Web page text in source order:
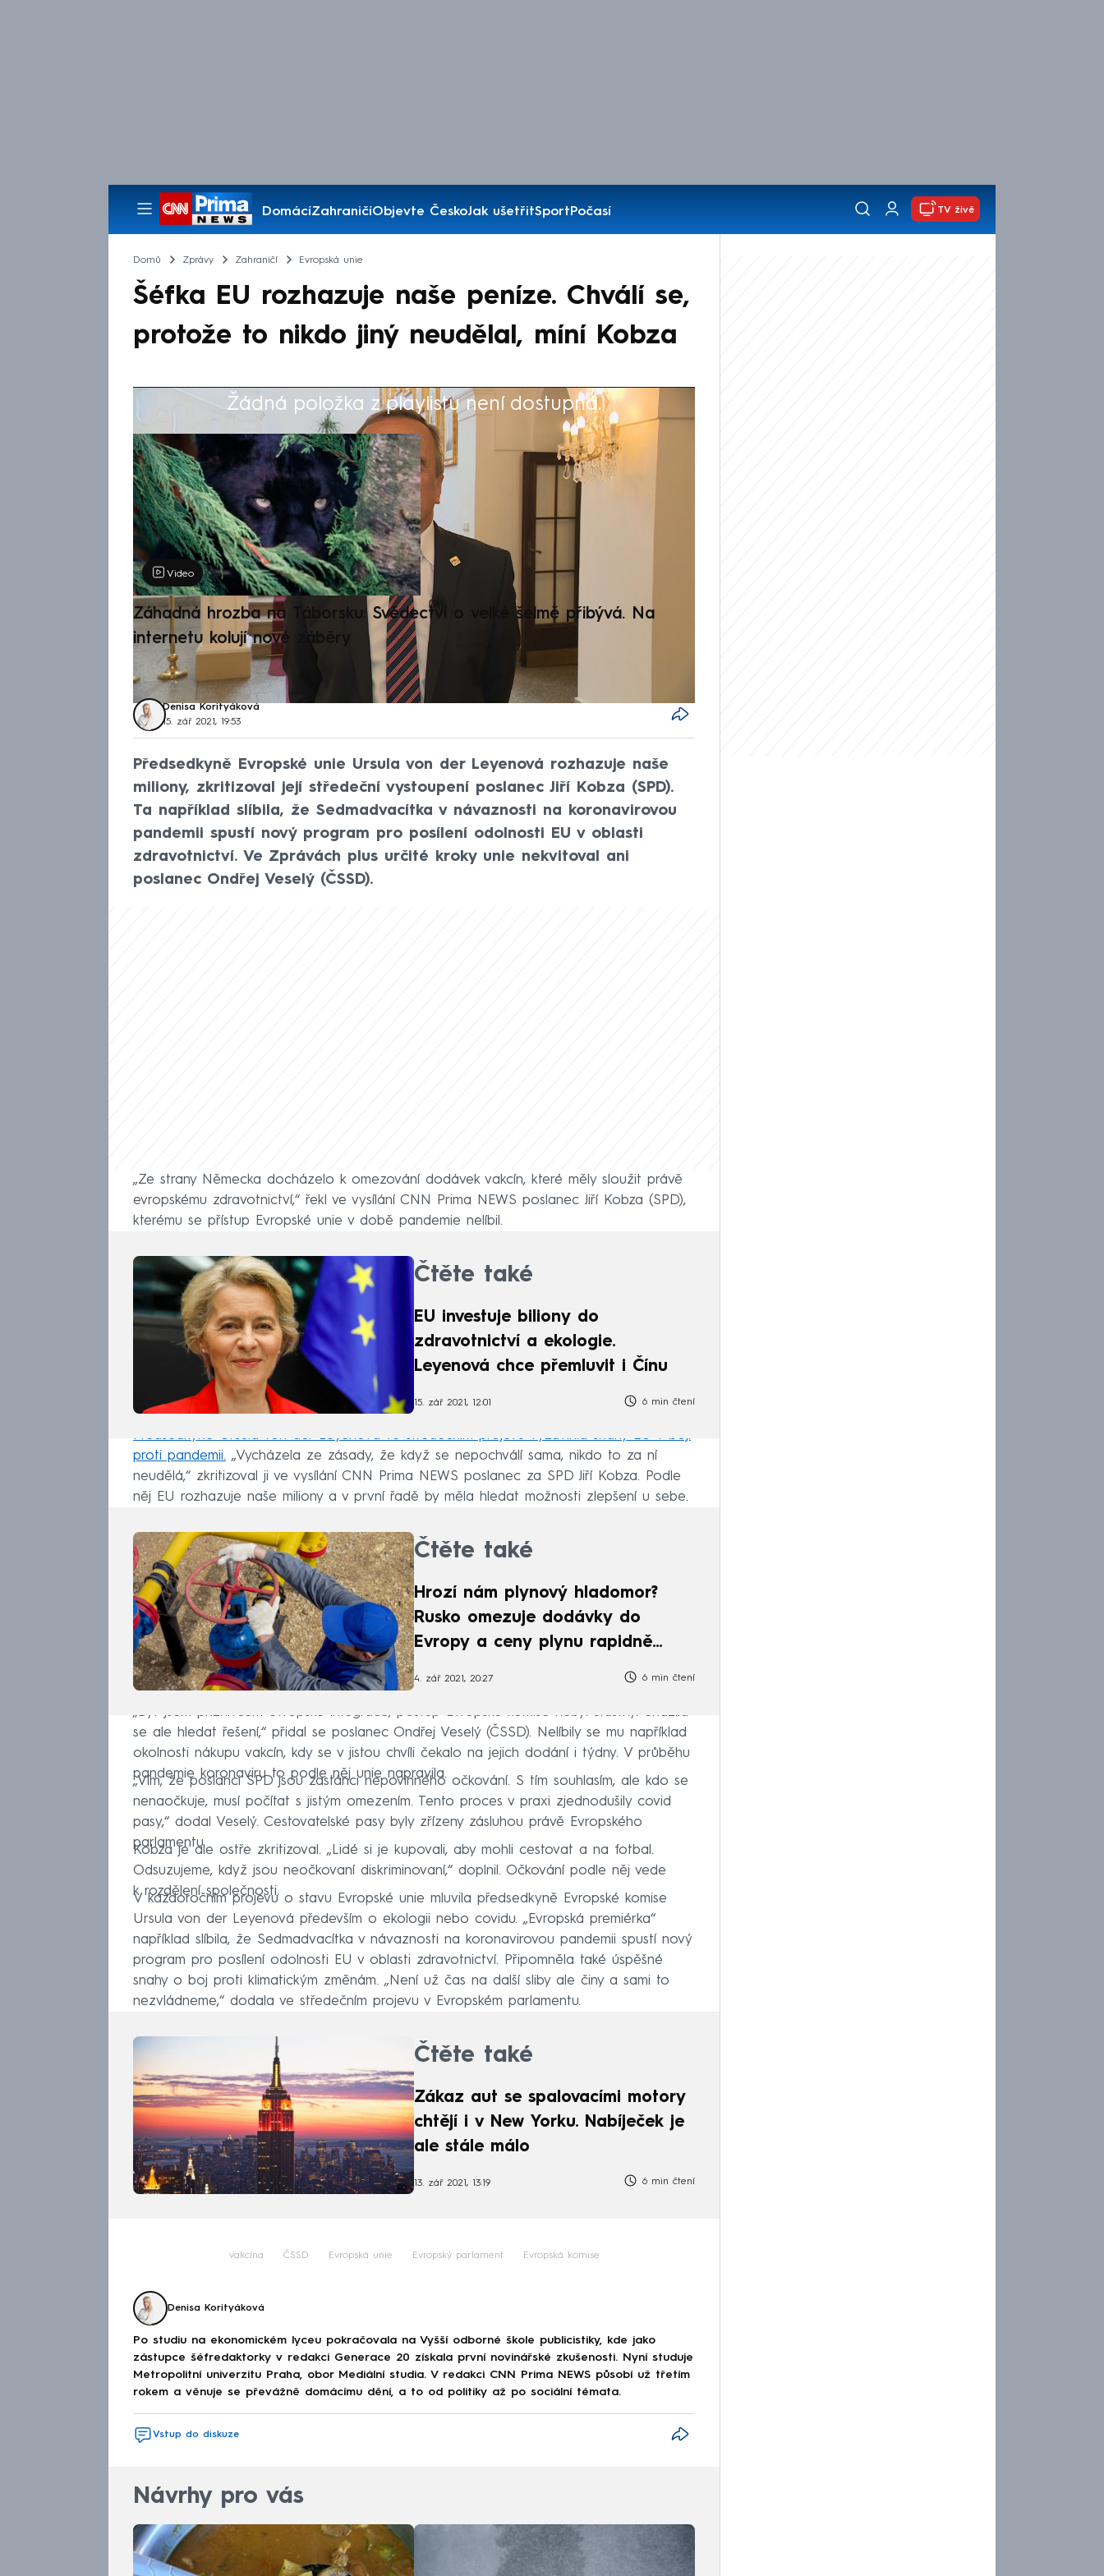
DomácíZahraničíObjevte ČeskoJak ušetřitSportPočasí
Pořady
TV živě
Domů Zprávy Zahraničí Evropská unie
Šéfka EU rozhazuje naše peníze. Chválí se,
protože to nikdo jiný neudělal, míní Kobza
Žádná položka z playlistu není dostupná.
Výběr redakce
Video
Záhadná hrozba na Táborsku: Svědectví o velké šelmě přibývá. Na
internetu kolují nové záběry
Denisa Korityáková
15. zář 2021, 19:53
Předsedkyně Evropské unie Ursula von der Leyenová rozhazuje naše
miliony, zkritizoval její středeční vystoupení poslanec Jiří Kobza (SPD).
Ta například slíbila, že Sedmadvacítka v návaznosti na koronavirovou
pandemii spustí nový program pro posílení odolnosti EU v oblasti
zdravotnictví. Ve Zprávách plus určité kroky unie nekvitoval ani
poslanec Ondřej Veselý (ČSSD).
„Ze strany Německa docházelo k omezování dodávek vakcín, které měly sloužit právě
evropskému zdravotnictví,“ řekl ve vysílání CNN Prima NEWS poslanec Jiří Kobza (SPD),
kterému se přístup Evropské unie v době pandemie nelíbil.
Čtěte také
EU investuje biliony do
zdravotnictví a ekologie.
Leyenová chce přemluvit i Čínu
15. zář 2021, 12:01 6 min čtení
Předsedkyně Ursula von der Leyenová ve středečním projevu vyzdvihla snahy EU v boji
proti pandemii. „Vycházela ze zásady, že když se nepochválí sama, nikdo to za ní
neudělá,“ zkritizoval ji ve vysílání CNN Prima NEWS poslanec za SPD Jiří Kobza. Podle
něj EU rozhazuje naše miliony a v první řadě by měla hledat možnosti zlepšení u sebe.
Čtěte také
Hrozí nám plynový hladomor?
Rusko omezuje dodávky do
Evropy a ceny plynu rapidně
4. zář 2021, 20:27 6 min čtení
„Byť jsem příznivcem evropské integrace, postup Evropské komise nebyl šťastný. Snažila
se ale hledat řešení,“ přidal se poslanec Ondřej Veselý (ČSSD). Nelíbily se mu například
okolnosti nákupu vakcín, kdy se v jistou chvíli čekalo na jejich dodání i týdny. V průběhu
pandemie koronaviru to podle něj unie napravila.
„Vím, že poslanci SPD jsou zastánci nepovinného očkování. S tím souhlasím, ale kdo se
nenaočkuje, musí počítat s jistým omezením. Tento proces v praxi zjednodušily covid
pasy,“ dodal Veselý. Cestovatelské pasy byly zřízeny zásluhou právě Evropského
parlamentu.
Kobza je ale ostře zkritizoval. „Lidé si je kupovali, aby mohli cestovat a na fotbal.
Odsuzujeme, když jsou neočkovaní diskriminovaní,“ doplnil. Očkování podle něj vede
k rozdělení společnosti.
V každoročním projevu o stavu Evropské unie mluvila předsedkyně Evropské komise
Ursula von der Leyenová především o ekologii nebo covidu. „Evropská premiérka“
například slíbila, že Sedmadvacítka v návaznosti na koronavirovou pandemii spustí nový
program pro posílení odolnosti EU v oblasti zdravotnictví. Připomněla také úspěšné
snahy o boj proti klimatickým změnám. „Není už čas na další sliby ale činy a sami to
nezvládneme,“ dodala ve středečním projevu v Evropském parlamentu.
Čtěte také
Zákaz aut se spalovacími motory
chtějí i v New Yorku. Nabíječek je
ale stále málo
13. zář 2021, 13:19 6 min čtení
vakcína ČSSD Evropská unie Evropský parlament Evropská komise
Denisa Korityáková
Po studiu na ekonomickém lyceu pokračovala na Vyšší odborné škole publicistiky, kde jako
zástupce šéfredaktorky v redakci Generace 20 získala první novinářské zkušenosti. Nyní studuje
Metropolitní univerzitu Praha, obor Mediální studia. V redakci CNN Prima NEWS působí už třetím
rokem a věnuje se převážně domácímu dění, a to od politiky až po sociální témata.
Vstup do diskuze
Návrhy pro vás